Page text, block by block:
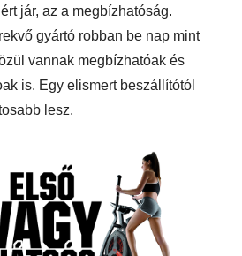
jár, az a megbízhatóság.
gyártó robban be nap mint
vannak megbízhatóak és
is. Egy elismert beszállítótól
lesz.